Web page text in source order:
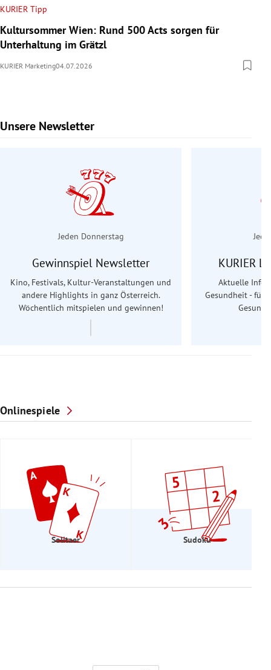
KURIER Tipp
Kultursommer Wien: Rund 500 Acts sorgen für
Unterhaltung im Grätzl
KURIER Marketing04.07.2026
Unsere Newsletter
Slide 1 von 6
Jeden Donnerstag
Gewinnspiel Newsletter
Kino, Festivals, Kultur-Veranstaltungen und
andere Highlights in ganz Österreich.
Wöchentlich mitspielen und gewinnen!
KURIER
Aktuelle
Gesundheit - für
Onlinespiele
Solitaer Sudoku